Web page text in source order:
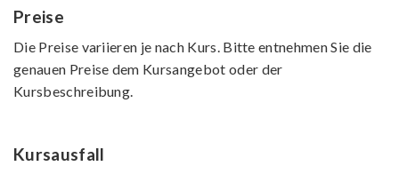
Preise
Die Preise variieren je nach Kurs. Bitte entnehmen Sie die
genauen Preise dem Kursangebot oder der
Kursbeschreibung.
Kursausfall